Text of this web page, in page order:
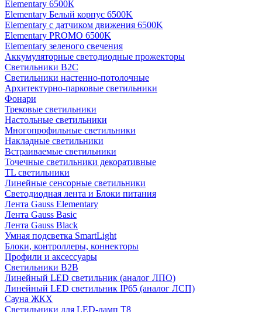
Elementary 6500К
Elementary Белый корпус 6500K
Elementary с датчиком движения 6500K
Elementary PROMO 6500K
Elementary зеленого свечения
Аккумуляторные светодиодные прожекторы
Светильники B2C
Светильники настенно-потолочные
Архитектурно-парковые светильники
Фонари
Трековые светильники
Настольные светильники
Многопрофильные светильники
Накладные светильники
Встраиваемые светильники
Точечные светильники декоративные
TL светильники
Линейные сенсорные светильники
Светодиодная лента и Блоки питания
Лента Gauss Elementary
Лента Gauss Basic
Лента Gauss Black
Умная подсветка SmartLight
Блоки, контроллеры, коннекторы
Профили и аксессуары
Светильники B2B
Линейный LED светильник (аналог ЛПО)
Линейный LED светильник IP65 (аналог ЛСП)
Сауна ЖКХ
Светильники для LED-ламп T8